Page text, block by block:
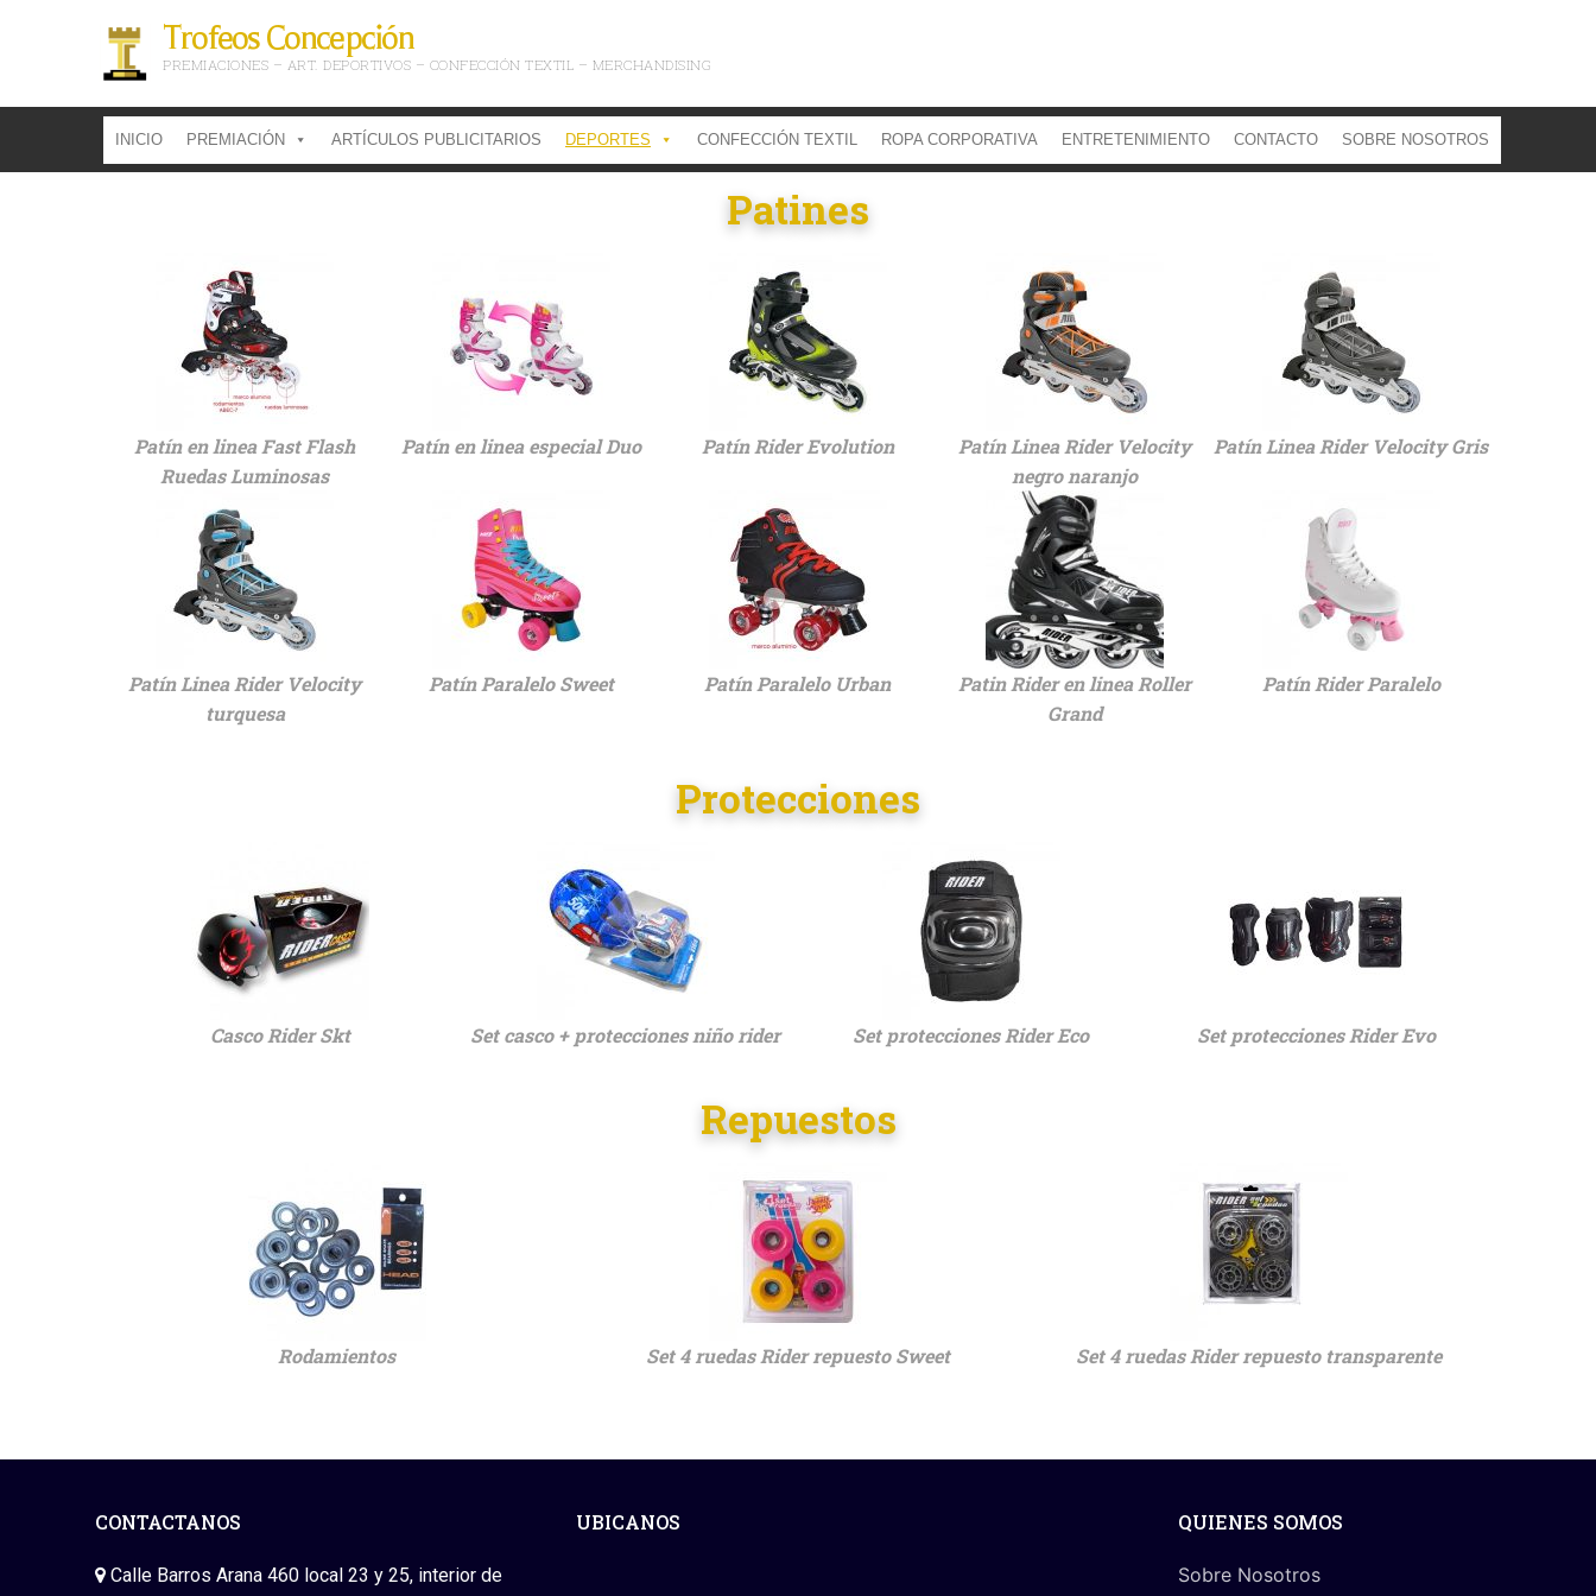
Trofeos Concepción
PREMIACIONES – ART. DEPORTIVOS – CONFECCIÓN TEXTIL – MERCHANDISING
INICIO PREMIACIÓN ARTÍCULOS PUBLICITARIOS DEPORTES CONFECCIÓN TEXTIL ROPA CORPORATIVA ENTRETENIMIENTO CONTACTO SOBRE NOSOTROS
Patines
Patín en linea Fast Flash
Ruedas Luminosas
Patín en linea especial Duo Patín Rider Evolution
Patín Linea Rider Velocity
negro naranjo
Patín Linea Rider Velocity Gris
Patín Linea Rider Velocity
turquesa
Patín Paralelo Sweet Patín Paralelo Urban
Patin Rider en linea Roller
Grand
Patín Rider Paralelo
Protecciones
Casco Rider Skt Set casco + protecciones niño rider Set protecciones Rider Eco Set protecciones Rider Evo
Repuestos
Rodamientos Set 4 ruedas Rider repuesto Sweet Set 4 ruedas Rider repuesto transparente
CONTACTANOS
Calle Barros Arana 460 local 23 y 25, interior de
UBICANOS QUIENES SOMOS
Sobre Nosotros